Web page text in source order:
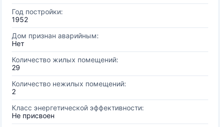
Год постройки:
1952
Дом признан аварийным:
Нет
Количество жилых помещений:
29
Количество нежилых помещений:
2
Класс энергетической эффективности:
Не присвоен